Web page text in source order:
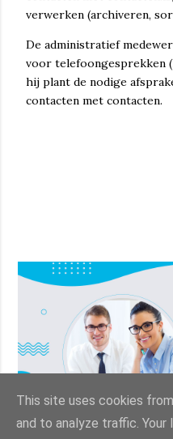
verwerken (archiveren,
De administratief
voor telefoongesprekken
hij plant de nodige
contacten met contacten.
This site uses cookies
and to analyze traffic. Your